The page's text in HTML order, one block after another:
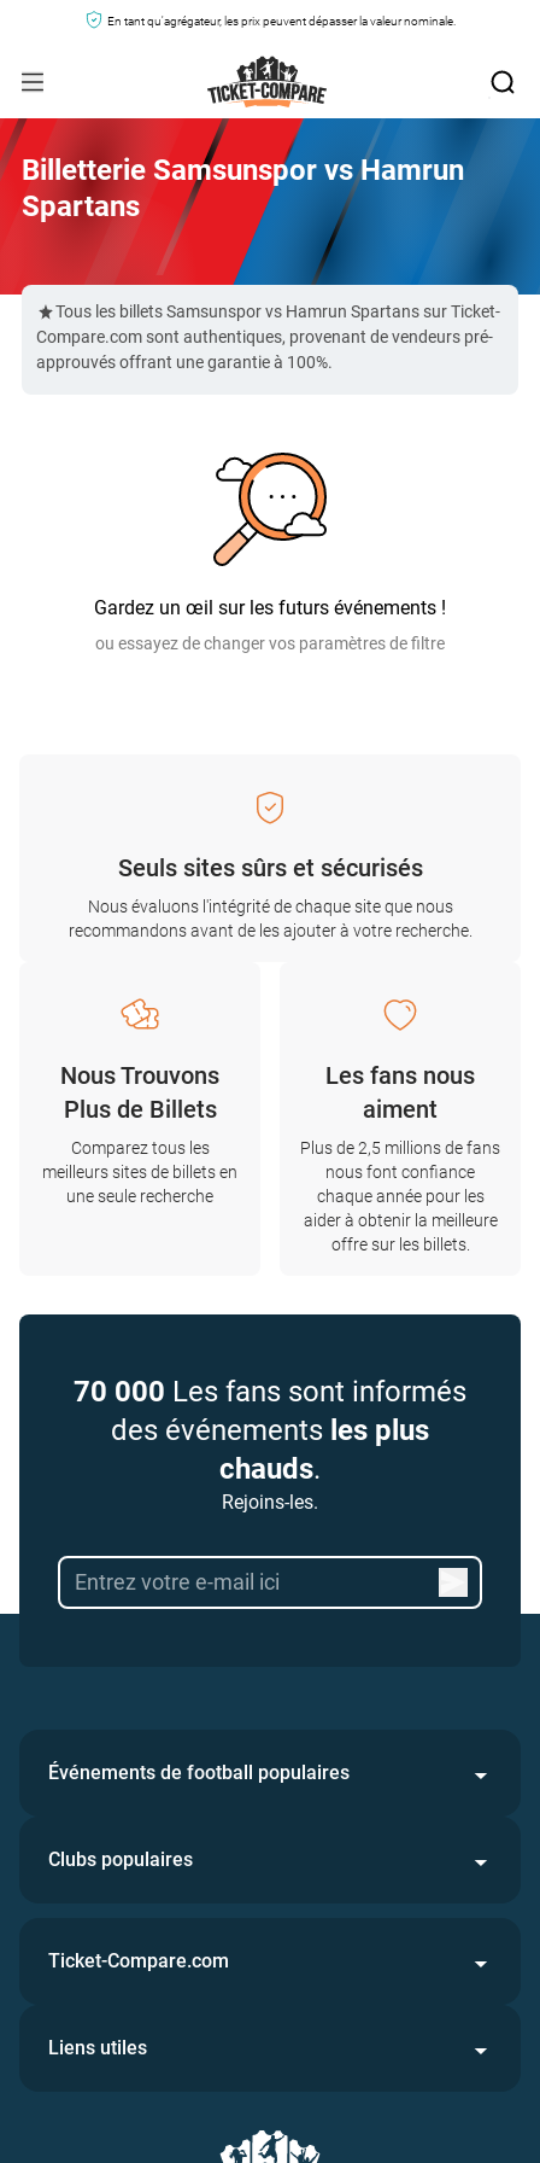
En tant qu'agrégateur, les prix peuvent dépasser la valeur nominale.
Billetterie Samsunspor vs Hamrun
Spartans
Tous les billets Samsunspor vs Hamrun Spartans sur Ticket-
Compare.com sont authentiques, provenant de vendeurs pré-
approuvés offrant une garantie à 100%.
Gardez un œil sur les futurs événements !
ou essayez de changer vos paramètres de filtre
Seuls sites sûrs et sécurisés
Nous évaluons l'intégrité de chaque site que nous
recommandons avant de les ajouter à votre recherche.
Nous Trouvons
Plus de Billets
Comparez tous les
meilleurs sites de billets en
une seule recherche
Les fans nous
aiment
Plus de 2,5 millions de fans
nous font confiance
chaque année pour les
aider à obtenir la meilleure
offre sur les billets.
70 000 Les fans sont informés
des événements les plus
chauds.
Rejoins-les.
Événements de football populaires
Clubs populaires
Ticket-Compare.com
Liens utiles